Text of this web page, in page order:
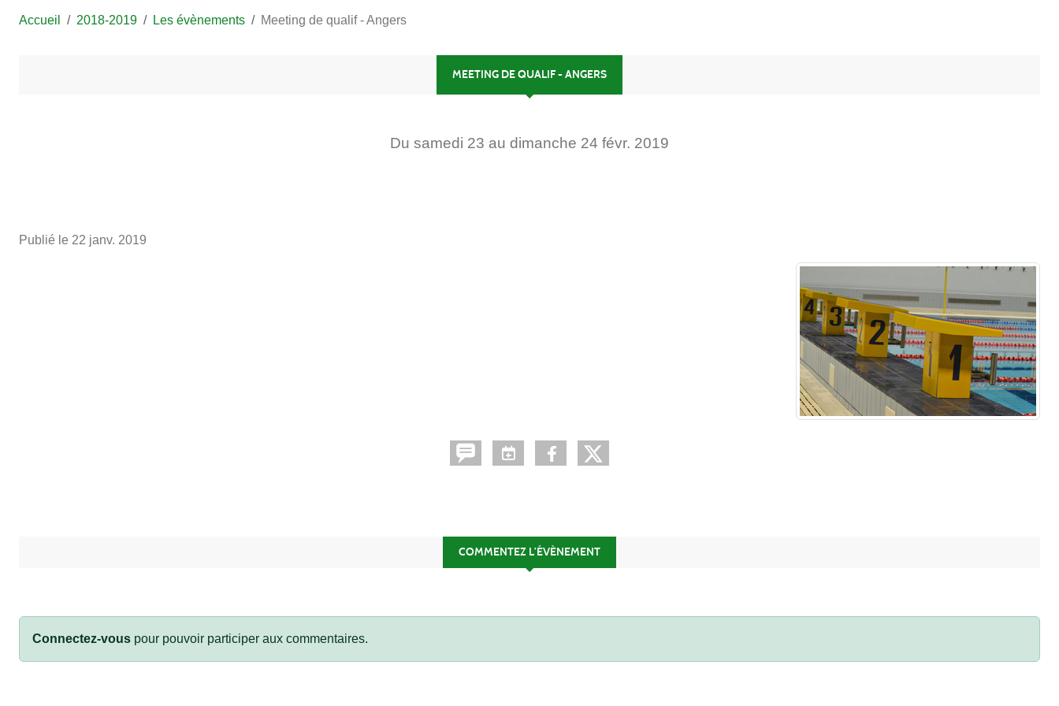
Accueil 2018-2019 Les évènements Meeting de qualif - Angers
MEETING DE QUALIF - ANGERS
Du samedi 23 au dimanche 24 févr. 2019
Publié le 22 janv. 2019
COMMENTEZ L’ÉVÈNEMENT
Connectez-vous pour pouvoir participer aux commentaires.